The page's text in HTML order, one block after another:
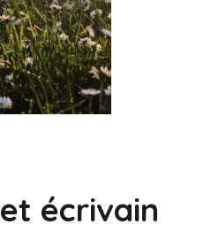
écrivain